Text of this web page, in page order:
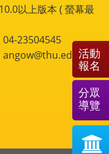
以上版本 ( 螢幕最
23504545
angow@thu.edu.tw
活動
報名
分眾
導覽